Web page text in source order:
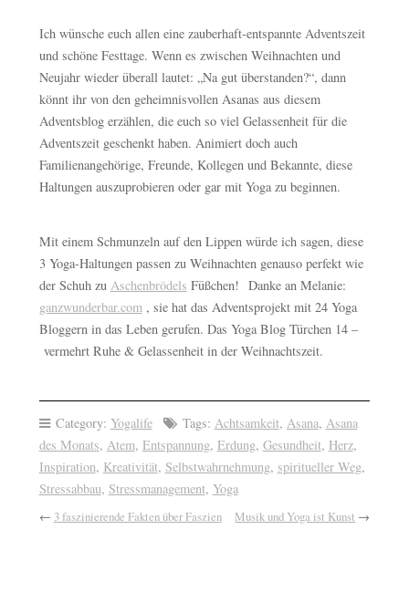
Ich wünsche euch allen eine zauberhaft-entspannte Adventszeit
und schöne Festtage. Wenn es zwischen Weihnachten und
Neujahr wieder überall lautet: „Na gut überstanden?“, dann
könnt ihr von den geheimnisvollen Asanas aus diesem
Adventsblog erzählen, die euch so viel Gelassenheit für die
Adventszeit geschenkt haben. Animiert doch auch
Familienangehörige, Freunde, Kollegen und Bekannte, diese
Haltungen auszuprobieren oder gar mit Yoga zu beginnen.
Mit einem Schmunzeln auf den Lippen würde ich sagen, diese
3 Yoga-Haltungen passen zu Weihnachten genauso perfekt wie
der Schuh zu Aschenbrödels Füßchen! Danke an Melanie:
ganzwunderbar.com , sie hat das Adventsprojekt mit 24 Yoga
Bloggern in das Leben gerufen. Das Yoga Blog Türchen 14 –
vermehrt Ruhe & Gelassenheit in der Weihnachtszeit.
Category: Yogalife Tags: Achtsamkeit, Asana, Asana
des Monats, Atem, Entspannung, Erdung, Gesundheit, Herz,
Inspiration, Kreativität, Selbstwahrnehmung, spiritueller Weg,
Stressabbau, Stressmanagement, Yoga
← 3 faszinierende Fakten über Faszien Musik und Yoga ist Kunst →